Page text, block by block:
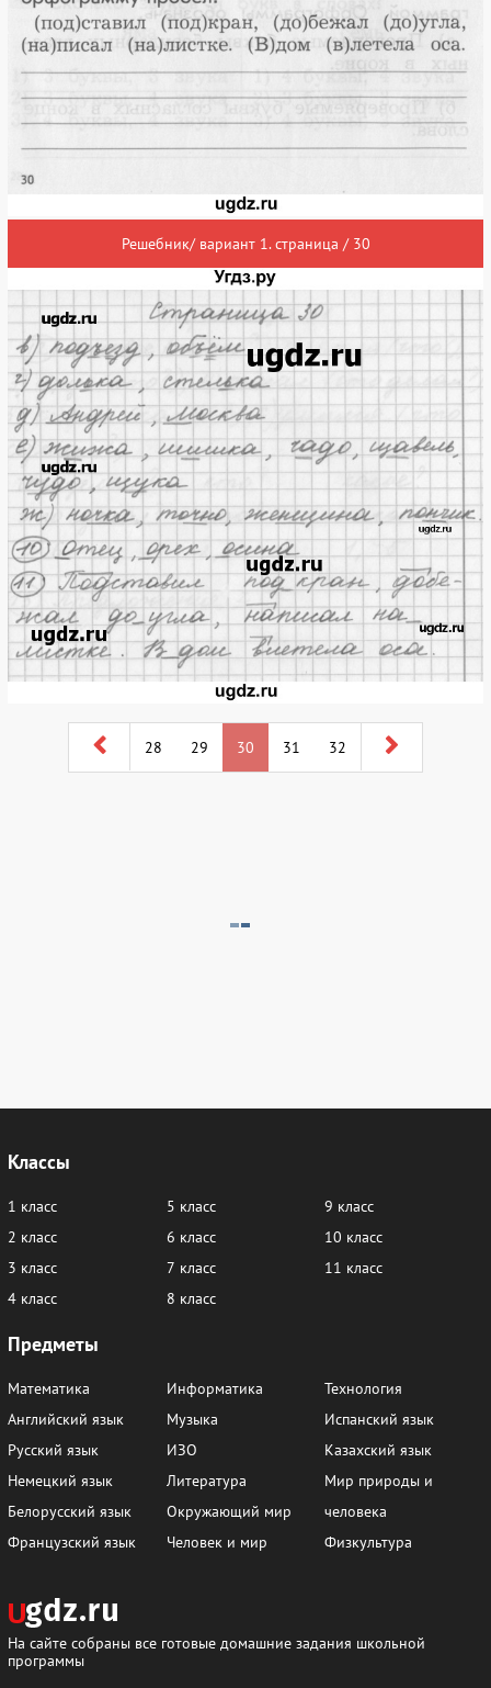
Решебник/ вариант 1. страница / 30
28 29 30 31 32
Классы
1 класс
2 класс
3 класс
4 класс
5 класс
6 класс
7 класс
8 класс
9 класс
10 класс
11 класс
Предметы
Математика
Английский язык
Русский язык
Немецкий язык
Белорусский язык
Французский язык
Информатика
Музыка
ИЗО
Литература
Окружающий мир
Человек и мир
Технология
Испанский язык
Казахский язык
Мир природы и
человека
Физкультура
На сайте собраны все готовые домашние задания школьной
программы